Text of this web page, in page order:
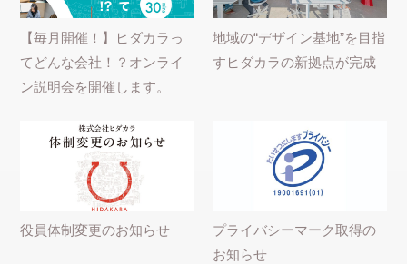
【毎月開催！】ヒダカラっ
てどんな会社！？オンライ
ン説明会を開催します。
地域の“デザイン基地”を目指
すヒダカラの新拠点が完成
役員体制変更のお知らせ
プライバシーマーク取得の
お知らせ